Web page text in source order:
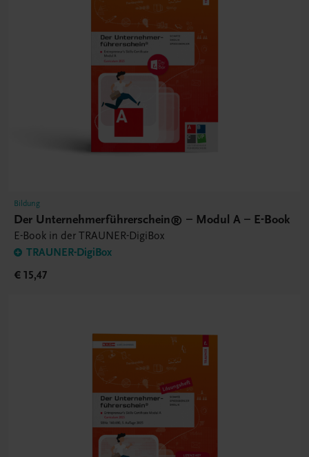
Bildung
Der Unternehmerführerschein® – Modul A – E-Book
E-Book in der TRAUNER-DigiBox
TRAUNER-DigiBox
€ 15,47